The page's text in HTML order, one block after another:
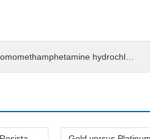
hydrochlorideDL-4-Bromomethamphetamine hydrochloride DL-4-溴丙胺盐酸盐